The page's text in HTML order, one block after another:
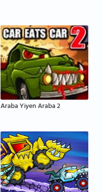
Araba Yiyen Araba 2